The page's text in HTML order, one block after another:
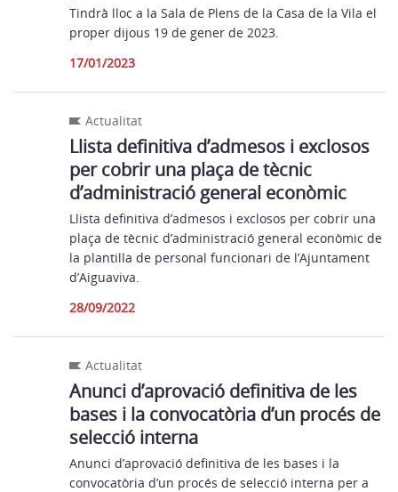
Tindrà lloc a la Sala de Plens de la Casa de la Vila el
proper dijous 19 de gener de 2023.
17/01/2023
Actualitat
Llista definitiva d’admesos i exclosos
per cobrir una plaça de tècnic
d’administració general econòmic
Llista definitiva d’admesos i exclosos per cobrir una
plaça de tècnic d’administració general econòmic de
la plantilla de personal funcionari de l’Ajuntament
d’Aiguaviva.
28/09/2022
Actualitat
Anunci d’aprovació definitiva de les
bases i la convocatòria d’un procés de
selecció interna
Anunci d’aprovació definitiva de les bases i la
convocatòria d’un procés de selecció interna per a